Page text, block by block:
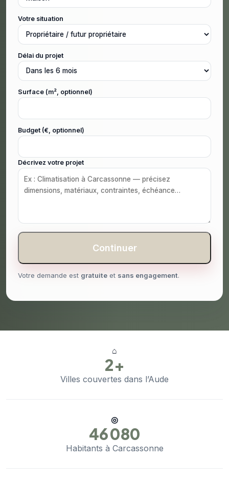
Votre situation
Délai du projet
Surface (m², optionnel)
Budget (€, optionnel)
Décrivez votre projet
Continuer
Votre demande est gratuite et sans engagement.
⌂
2+
Villes couvertes dans l’Aude
◎
46 080
Habitants à Carcassonne